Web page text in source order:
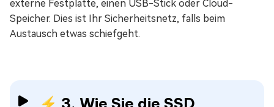
externe Festplatte, einen USB-Stick oder Cloud-
Speicher. Dies ist Ihr Sicherheitsnetz, falls beim
Austausch etwas schiefgeht.
⚡ 3. Wie Sie die SSD